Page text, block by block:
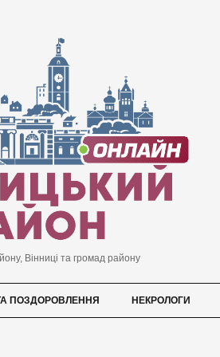
Вінниці та громад району
ПОЗДОРОВЛЕННЯ НЕКРОЛОГИ